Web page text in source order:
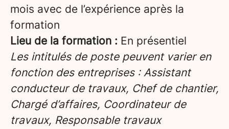
mois avec de l’expérience après la
formation
Lieu de la formation : En présentiel
Les intitulés de poste peuvent varier en
fonction des entreprises : Assistant
conducteur de travaux, Chef de chantier,
Chargé d’affaires, Coordinateur de
travaux, Responsable travaux